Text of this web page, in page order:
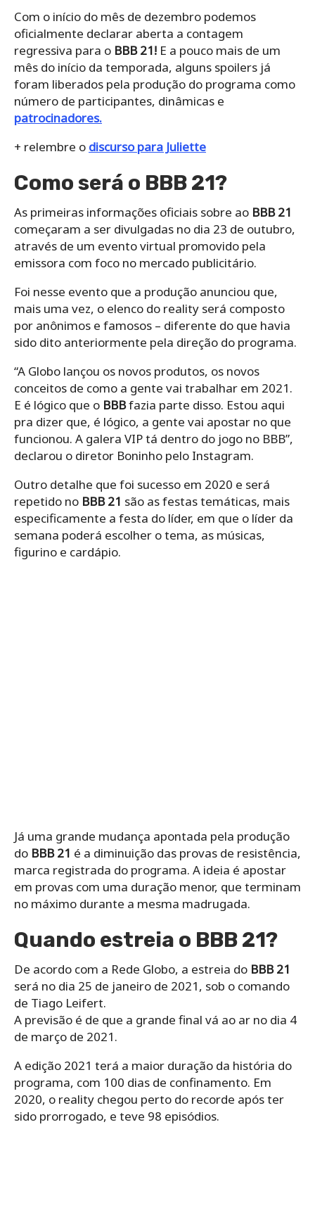
Com o início do mês de dezembro podemos
oficialmente declarar aberta a contagem
regressiva para o BBB 21! E a pouco mais de um
mês do início da temporada, alguns spoilers já
foram liberados pela produção do programa como
número de participantes, dinâmicas e
patrocinadores.
+ relembre o discurso para Juliette
Como será o BBB 21?
As primeiras informações oficiais sobre ao BBB 21
começaram a ser divulgadas no dia 23 de outubro,
através de um evento virtual promovido pela
emissora com foco no mercado publicitário.
Foi nesse evento que a produção anunciou que,
mais uma vez, o elenco do reality será composto
por anônimos e famosos – diferente do que havia
sido dito anteriormente pela direção do programa.
“A Globo lançou os novos produtos, os novos
conceitos de como a gente vai trabalhar em 2021.
E é lógico que o BBBfazia parte disso. Estou aqui
pra dizer que, é lógico, a gente vai apostar no que
funcionou. A galera VIP tá dentro do jogo no BBB”,
declarou o diretor Boninho pelo Instagram.
Outro detalhe que foi sucesso em 2020 e será
repetido no BBB 21 são as festas temáticas, mais
especificamente a festa do líder, em que o líder da
semana poderá escolher o tema, as músicas,
figurino e cardápio.
Já uma grande mudança apontada pela produção
do BBB 21 é a diminuição das provas de resistência,
marca registrada do programa. A ideia é apostar
em provas com uma duração menor, que terminam
no máximo durante a mesma madrugada.
Quando estreia o BBB 21?
De acordo com a Rede Globo, a estreia do BBB 21
será no dia 25 de janeiro de 2021, sob o comando
de Tiago Leifert.
A previsão é de que a grande final vá ao ar no dia 4
de março de 2021.
A edição 2021 terá a maior duração da história do
programa, com 100 dias de confinamento. Em
2020, o reality chegou perto do recorde após ter
sido prorrogado, e teve 98 episódios.